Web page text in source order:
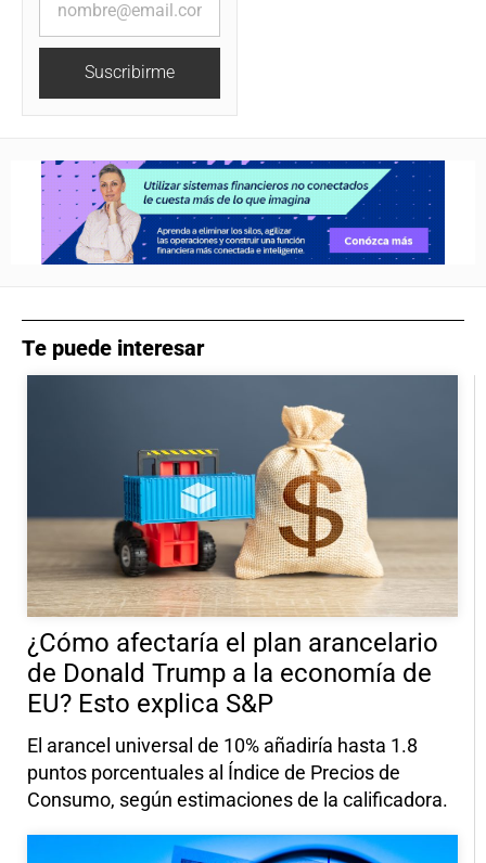
Suscribirme
Te puede interesar
¿Cómo afectaría el plan arancelario
de Donald Trump a la economía de
EU? Esto explica S&P
El arancel universal de 10% añadiría hasta 1.8
puntos porcentuales al Índice de Precios de
Consumo, según estimaciones de la calificadora.